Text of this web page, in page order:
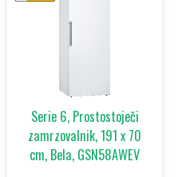
Serie 6, Prostostoječi
zamrzovalnik, 191 x 70
cm, Bela, GSN58AWEV